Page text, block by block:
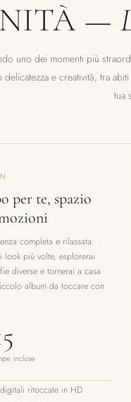
—
uno dei momenti più
delicatezza e creatività, tra
tua
per te, spazio
completa e rilassata:
look più volte, esplorerai
diverse e tornerai a casa
album da toccare con
incluse
digitali ritoccate in HD